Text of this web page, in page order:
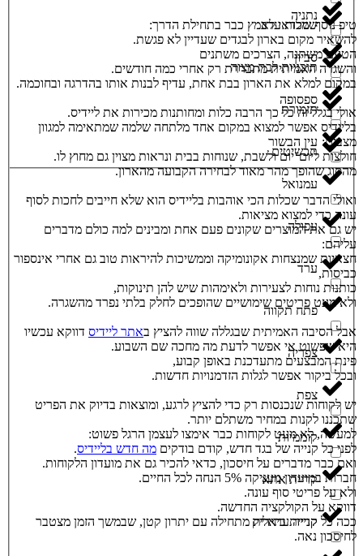
שמלות ערב
תוכניות לבת מצוה
תזמורת
תכשיטים
נתניה
סביון
ספסופה
עין הבשור
עמנואל
עפולה
ערד
פתח תקווה
צפריה
צפת
קוממיות
קריית אתא
קריית ביאליק
טיפ נוסף שכדאי לאמץ כבר בתחילת הדרך:
להשאיר מקום בארון לבגדים שעדיין לא פגשת.
הטעם משתנה, הצרכים משתנים
והשגרה האמיתית מתבררת רק אחרי כמה חודשים.
במקום למלא את הארון בבת אחת, עדיף לבנות אותו בהדרגה ובחוכמה.
אולי בגלל זה כל כך הרבה כלות ומחותנות מכירות את ליידיס.
בליידיס אפשר למצוא במקום אחד מלתחה שלמה שמתאימה למגוון
מצבים:
חולצות ליום־יום ולשבת, שנוחות בבית ונראות מצוין גם מחוץ לו.
מהסוג שהופך מהר מאוד לבחירה הקבועה מהארון.
ואולי הדבר שכלות הכי אוהבות בליידיס הוא שלא חייבים לחכות לסוף
עונה כדי למצוא מציאות.
יש גם את המוצרים שקונים פעם אחת ומבינים למה כולם מדברים
עליהם:
חצאיות שמנצחות אקונומיקה וממשיכות להיראות טוב גם אחרי אינספור
כביסות,
כותנות נוחות לצעירות ולאימהות שיש להן תינוקות,
ולא מעט פריטים שימושיים שהופכים לחלק בלתי נפרד מהשגרה.
אבל הסיבה האמיתית שבגללה שווה להציץ באתר ליידיסדווקא עכשיו
היא שפשוט אי אפשר לדעת מה מחכה שם השבוע.
פינת המבצעים מתעדכנת באופן קבוע,
ובכל ביקור אפשר לגלות הזדמנויות חדשות.
יש לקוחות שנכנסות רק כדי להציץ לרגע, ומוצאות בדיוק את הפריט
שתכננו לקנות במחיר משתלם יותר.
למעשה, לא מעט לקוחות כבר אימצו לעצמן הרגל פשוט:
לפני כל קנייה של בגד חדש, קודם בודקים מה חדש בליידיס.
ואם כבר מדברים על חיסכון, כדאי להכיר גם את מועדון הלקוחות.
חברות במועדון מעניקה 5% הנחה לכל החיים.
ולא על פריטי סוף עונה.
דווקא על הקולקציה החדשה.
ככה כל קנייה עתידית מתחילה עם יתרון קטן, שבמשך הזמן מצטבר
לחיסכון נאה.